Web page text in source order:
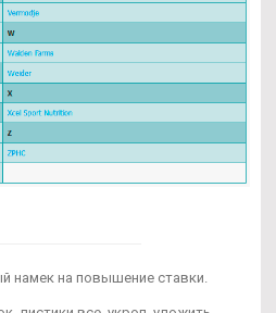
намек на повышение ставки.